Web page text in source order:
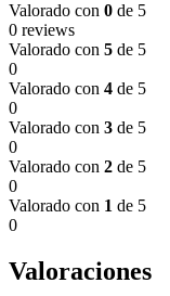
Valorado con 0 de 5
0 reviews
Valorado con 5 de 5
0
Valorado con 4 de 5
0
Valorado con 3 de 5
0
Valorado con 2 de 5
0
Valorado con 1 de 5
0
Valoraciones